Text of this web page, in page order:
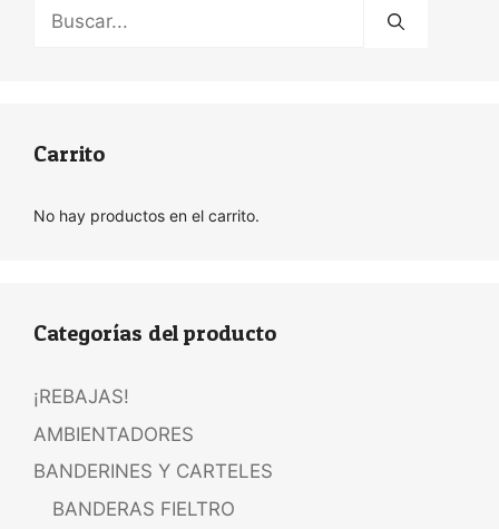
Buscar:
Carrito
No hay productos en el carrito.
Categorías del producto
¡REBAJAS!
AMBIENTADORES
BANDERINES Y CARTELES
BANDERAS FIELTRO